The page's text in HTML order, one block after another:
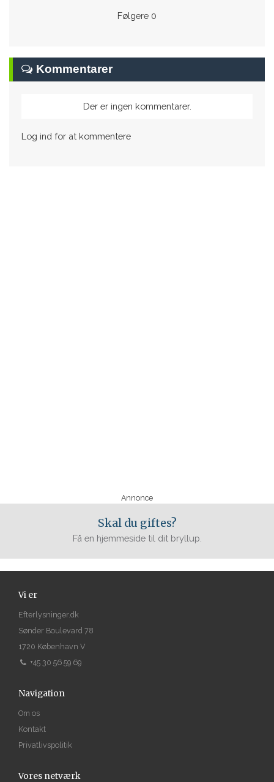
Følgere 0
Kommentarer
Der er ingen kommentarer.
Log ind for at kommentere
Annonce
Skal du giftes?
Få en hjemmeside til dit bryllup.
Vi er
Efterlysninger.dk
Sønder Boulevard 78
1720 København V
+45 30 56 59 69
Navigation
Om os
Kontakt
Privatlivspolitik
Vores netværk